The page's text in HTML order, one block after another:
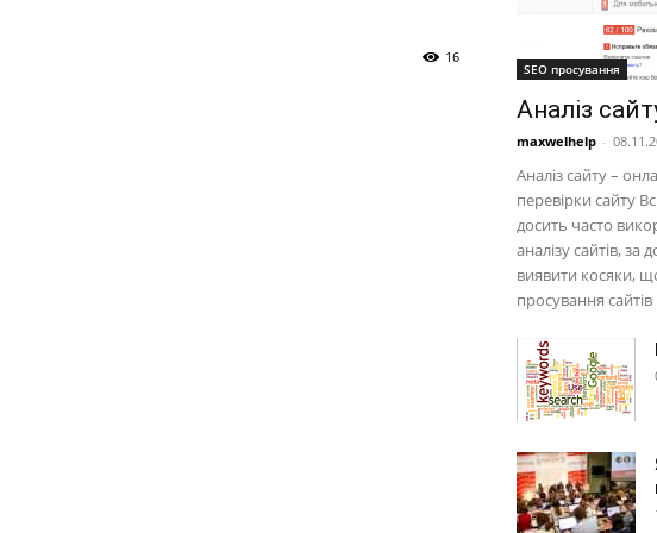
16
SEO просування
Аналіз
maxwelhelp -
Аналіз сайту –
перевірки сайту
досить часто
аналізу сайтів,
виявити косяки,
просування сайтів